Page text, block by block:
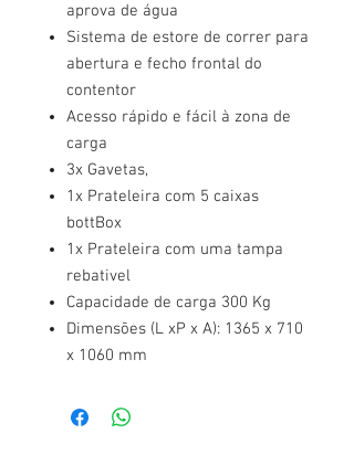
aprova de água
Sistema de estore de correr para
abertura e fecho frontal do
contentor
Acesso rápido e fácil à zona de
carga
3x Gavetas,
1x Prateleira com 5 caixas
bottBox
1x Prateleira com uma tampa
rebativel
Capacidade de carga 300 Kg
Dimensões (L xP x A): 1365 x 710
x 1060 mm